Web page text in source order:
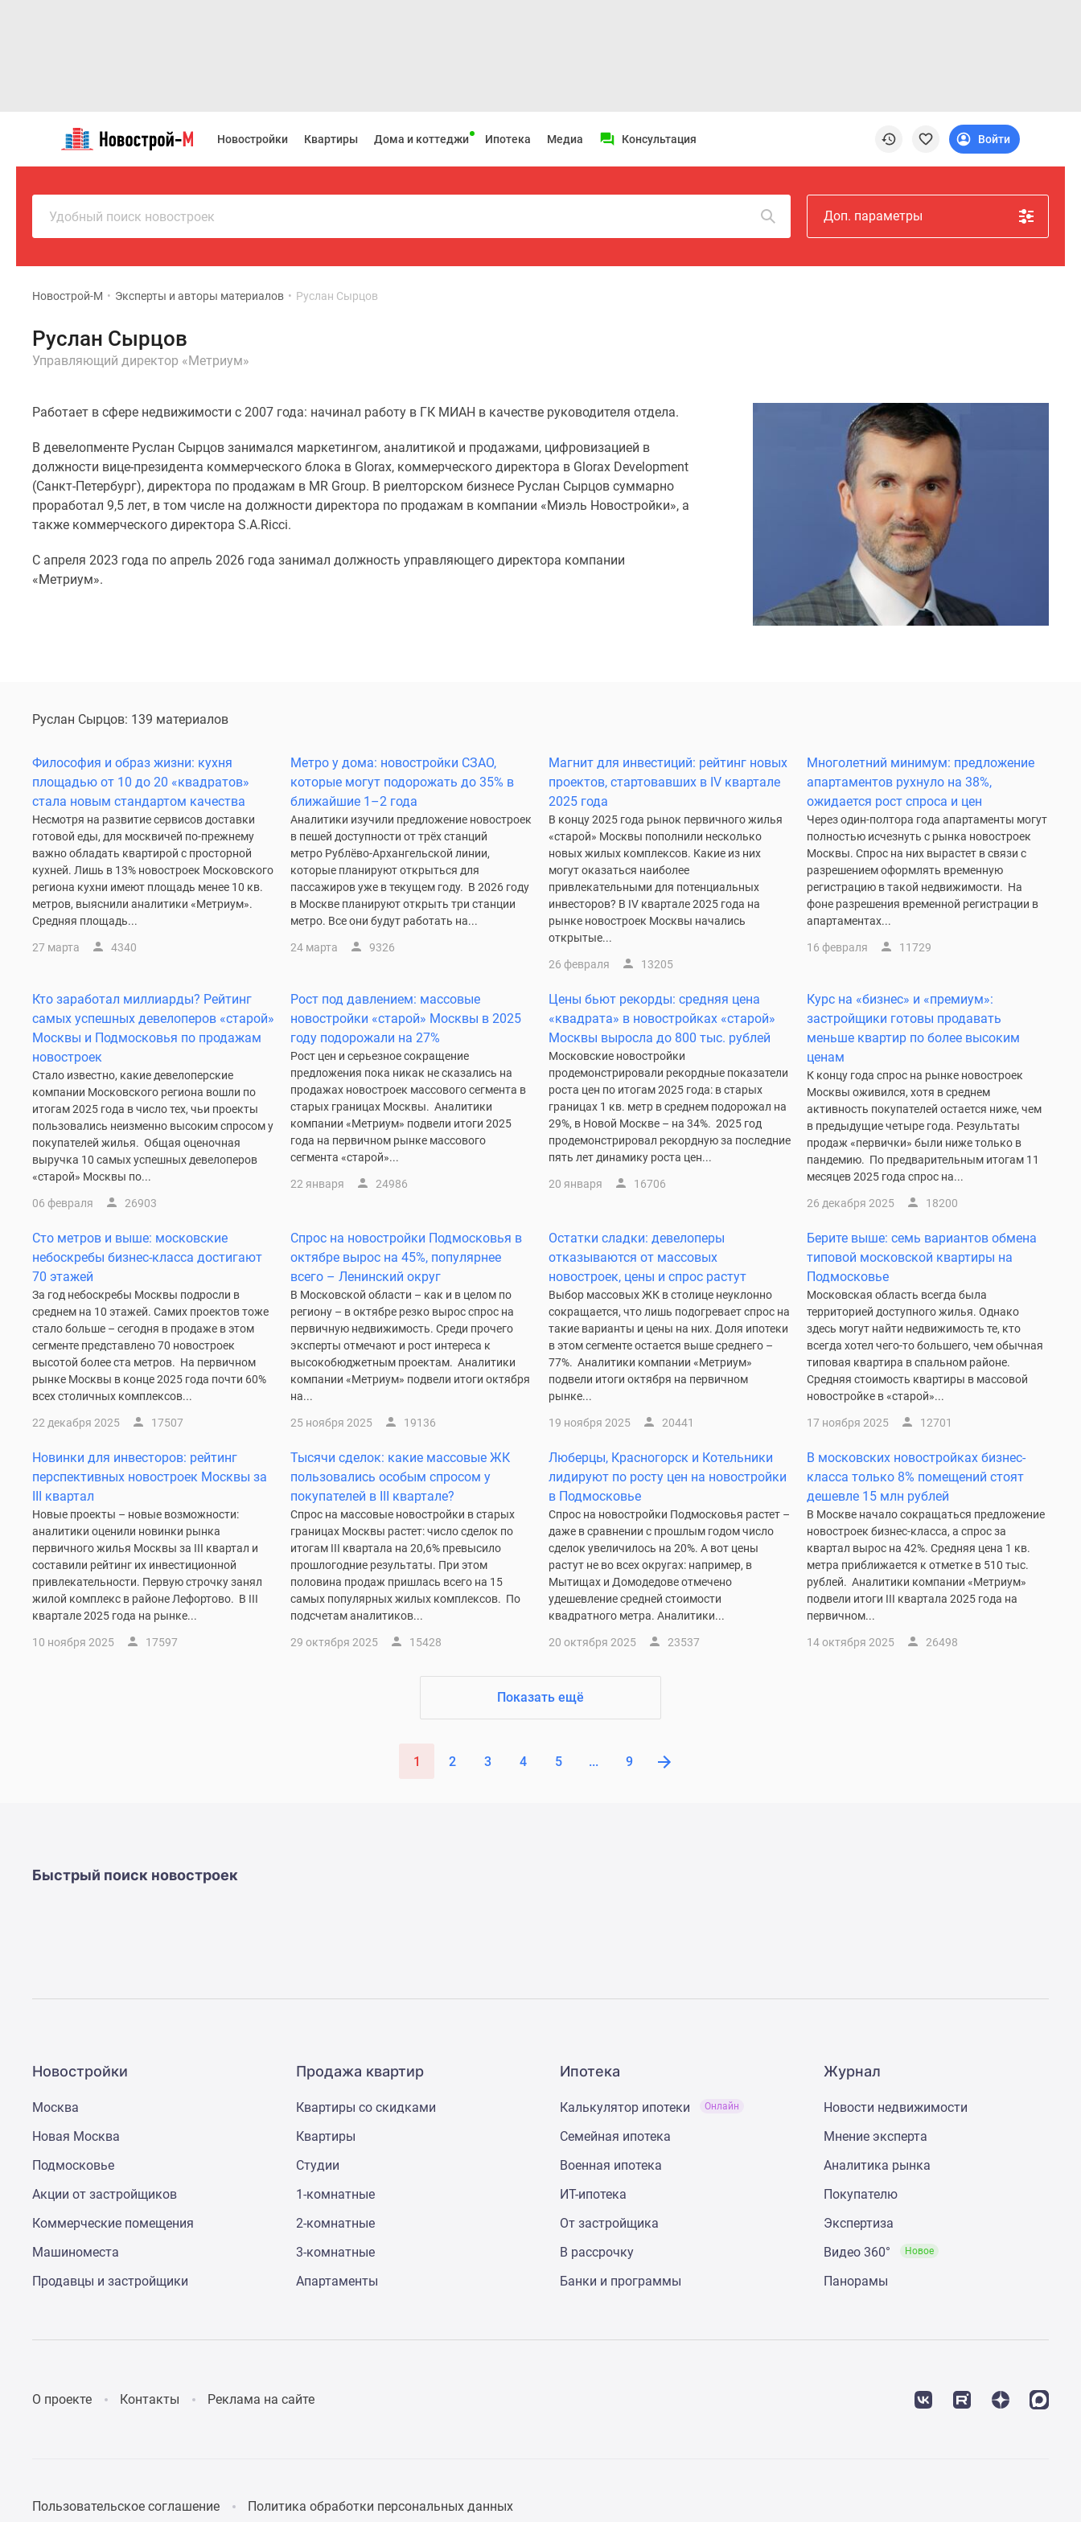
Новостройки
Новостройки
Подмосковья
Москвы
новостройки
Специальные
помещения
застройщики
Панорамы
новостроек
Видеообзор
новостроек
новостроек
Москвы
комнатные
Семейная
ипотека
Военная
ипотека
программы
Новости
эксперта
Аналитика
рынка
Покупателю
Эксперты
авторы
проекте
Контакты
Реклама
Машино-
Апартаменты
#траншевая
ипотека
#рассрочка
ипотека
новостроек
Субсидированная
застройщиком
Rutube
Программа
коттеджные
поселки
Коттеджные
поселки
водоема
поселки
ипотеку
Бизнес-
Новостройки Квартиры Дома и коттеджи Ипотека Медиа Консультация Войти
Удобный поиск новостроек Доп. параметры
Новострой-М • Эксперты и авторы материалов • Руслан Сырцов
Руслан Сырцов
Управляющий директор «Метриум»
Работает в сфере недвижимости с 2007 года: начинал работу в ГК МИАН в качестве руководителя отдела.
В девелопменте Руслан Сырцов занимался маркетингом, аналитикой и продажами, цифровизацией в
должности вице-президента коммерческого блока в Glorax, коммерческого директора в Glorax Development
(Санкт-Петербург), директора по продажам в МR Group. В риелторском бизнесе Руслан Сырцов суммарно
проработал 9,5 лет, в том числе на должности директора по продажам в компании «Миэль Новостройки», а
также коммерческого директора S.A.Ricci.
С апреля 2023 года по апрель 2026 года занимал должность управляющего директора компании
«Метриум».
Руслан Сырцов: 139 материалов
Философия и образ жизни: кухня
площадью от 10 до 20 «квадратов»
стала новым стандартом качества
Несмотря на развитие сервисов доставки
готовой еды, для москвичей по-прежнему
важно обладать квартирой с просторной
кухней. Лишь в 13% новостроек Московского
региона кухни имеют площадь менее 10 кв.
метров, выяснили аналитики «Метриум».
Средняя площадь...
27 марта 4340
Метро у дома: новостройки СЗАО,
которые могут подорожать до 35% в
ближайшие 1–2 года
Аналитики изучили предложение новостроек
в пешей доступности от трёх станций
метро Рублёво-Архангельской линии,
которые планируют открыться для
пассажиров уже в текущем году. В 2026 году
в Москве планируют открыть три станции
метро. Все они будут работать на...
24 марта 9326
Магнит для инвестиций: рейтинг новых
проектов, стартовавших в IV квартале
2025 года
В концу 2025 года рынок первичного жилья
«старой» Москвы пополнили несколько
новых жилых комплексов. Какие из них
могут оказаться наиболее
привлекательными для потенциальных
инвесторов? В IV квартале 2025 года на
рынке новостроек Москвы начались
открытые...
26 февраля 13205
Многолетний минимум: предложение
апартаментов рухнуло на 38%,
ожидается рост спроса и цен
Через один-полтора года апартаменты могут
полностью исчезнуть с рынка новостроек
Москвы. Спрос на них вырастет в связи с
разрешением оформлять временную
регистрацию в такой недвижимости. На
фоне разрешения временной регистрации в
апартаментах...
16 февраля 11729
Кто заработал миллиарды? Рейтинг
самых успешных девелоперов «старой»
Москвы и Подмосковья по продажам
новостроек
Стало известно, какие девелоперские
компании Московского региона вошли по
итогам 2025 года в число тех, чьи проекты
пользовались неизменно высоким спросом у
покупателей жилья. Общая оценочная
выручка 10 самых успешных девелоперов
«старой» Москвы по...
06 февраля 26903
Рост под давлением: массовые
новостройки «старой» Москвы в 2025
году подорожали на 27%
Рост цен и серьезное сокращение
предложения пока никак не сказались на
продажах новостроек массового сегмента в
старых границах Москвы. Аналитики
компании «Метриум» подвели итоги 2025
года на первичном рынке массового
сегмента «старой»...
22 января 24986
Цены бьют рекорды: средняя цена
«квадрата» в новостройках «старой»
Москвы выросла до 800 тыс. рублей
Московские новостройки
продемонстрировали рекордные показатели
роста цен по итогам 2025 года: в старых
границах 1 кв. метр в среднем подорожал на
29%, в Новой Москве – на 34%. 2025 год
продемонстрировал рекордную за последние
пять лет динамику роста цен...
20 января 16706
Курс на «бизнес» и «премиум»:
застройщики готовы продавать
меньше квартир по более высоким
ценам
К концу года спрос на рынке новостроек
Москвы оживился, хотя в среднем
активность покупателей остается ниже, чем
в предыдущие четыре года. Результаты
продаж «первички» были ниже только в
пандемию. По предварительным итогам 11
месяцев 2025 года спрос на...
26 декабря 2025 18200
Сто метров и выше: московские
небоскребы бизнес-класса достигают
70 этажей
За год небоскребы Москвы подросли в
среднем на 10 этажей. Самих проектов тоже
стало больше – сегодня в продаже в этом
сегменте представлено 70 новостроек
высотой более ста метров. На первичном
рынке Москвы в конце 2025 года почти 60%
всех столичных комплексов...
22 декабря 2025 17507
Спрос на новостройки Подмосковья в
октябре вырос на 45%, популярнее
всего – Ленинский округ
В Московской области – как и в целом по
региону – в октябре резко вырос спрос на
первичную недвижимость. Среди прочего
эксперты отмечают и рост интереса к
высокобюджетным проектам. Аналитики
компании «Метриум» подвели итоги октября
на...
25 ноября 2025 19136
Остатки сладки: девелоперы
отказываются от массовых
новостроек, цены и спрос растут
Выбор массовых ЖК в столице неуклонно
сокращается, что лишь подогревает спрос на
такие варианты и цены на них. Доля ипотеки
в этом сегменте остается выше среднего –
77%. Аналитики компании «Метриум»
подвели итоги октября на первичном
рынке...
19 ноября 2025 20441
Берите выше: семь вариантов обмена
типовой московской квартиры на
Подмосковье
Московская область всегда была
территорией доступного жилья. Однако
здесь могут найти недвижимость те, кто
всегда хотел чего-то большего, чем обычная
типовая квартира в спальном районе.
Средняя стоимость квартиры в массовой
новостройке в «старой»...
17 ноября 2025 12701
Новинки для инвесторов: рейтинг
перспективных новостроек Москвы за
III квартал
Новые проекты – новые возможности:
аналитики оценили новинки рынка
первичного жилья Москвы за III квартал и
составили рейтинг их инвестиционной
привлекательности. Первую строчку занял
жилой комплекс в районе Лефортово. В III
квартале 2025 года на рынке...
10 ноября 2025 17597
Тысячи сделок: какие массовые ЖК
пользовались особым спросом у
покупателей в III квартале?
Спрос на массовые новостройки в старых
границах Москвы растет: число сделок по
итогам III квартала на 20,6% превысило
прошлогодние результаты. При этом
половина продаж пришлась всего на 15
самых популярных жилых комплексов. По
подсчетам аналитиков...
29 октября 2025 15428
Люберцы, Красногорск и Котельники
лидируют по росту цен на новостройки
в Подмосковье
Спрос на новостройки Подмосковья растет –
даже в сравнении с прошлым годом число
сделок увеличилось на 20%. А вот цены
растут не во всех округах: например, в
Мытищах и Домодедове отмечено
удешевление средней стоимости
квадратного метра. Аналитики...
20 октября 2025 23537
В московских новостройках бизнес-
класса только 8% помещений стоят
дешевле 15 млн рублей
В Москве начало сокращаться предложение
новостроек бизнес-класса, а спрос за
квартал вырос на 42%. Средняя цена 1 кв.
метра приближается к отметке в 510 тыс.
рублей. Аналитики компании «Метриум»
подвели итоги III квартала 2025 года на
первичном...
14 октября 2025 26498
Показать ещё
1 2 3 4 5 ... 9
Быстрый поиск новостроек
Новостройки
Москва
Новая Москва
Подмосковье
Акции от застройщиков
Коммерческие помещения
Машиноместа
Продавцы и застройщики
Продажа квартир
Квартиры со скидками
Квартиры
Студии
1-комнатные
2-комнатные
3-комнатные
Апартаменты
Ипотека
Калькулятор ипотеки Онлайн
Семейная ипотека
Военная ипотека
ИТ-ипотека
От застройщика
В рассрочку
Банки и программы
Журнал
Новости недвижимости
Мнение эксперта
Аналитика рынка
Покупателю
Экспертиза
Видео 360°
Новое
Панорамы
О проекте Контакты Реклама на сайте
Пользовательское соглашение Политика обработки персональных данных